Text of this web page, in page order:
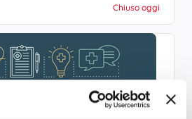
Chiuso oggi